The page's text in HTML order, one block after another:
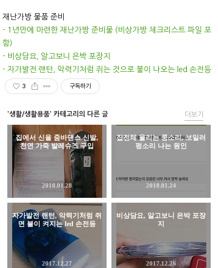
재난가방 물품 준비
- 1년만에 마련한 재난가방 준비물 (비상가방 체크리스트 파일 포
함)
- 비상담요, 알고보니 은박 포장지
- 자가발전 랜턴, 악력기처럼 쥐는 것으로 불이 나오는 led 손전등
3 구독하기
'생활/생활용품' 카테고리의 다른 글
집에서 신을 줌바댄스 신발,
천연 가죽 발레슈즈 구입
2018.01.28
집전체 울리는 쿵소리, 보일러
펑소리 나는 원인
2018.01.24
자가발전 랜턴, 악력기처럼 쥐
면 불이 켜지는 led 손전등
2017.12.27
비상담요, 알고보니 은박 포장
지
2017.12.26
더보기